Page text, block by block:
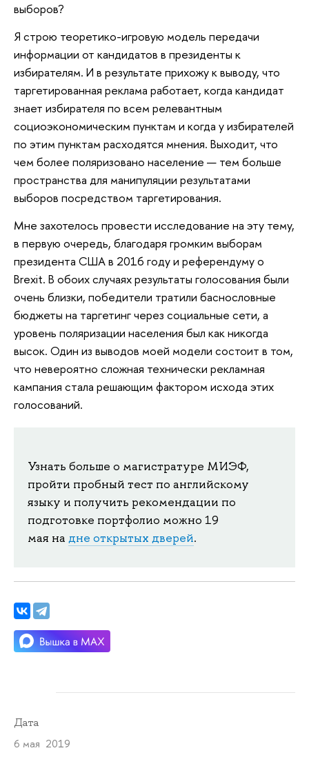
выборов?
Я строю теоретико-игровую модель передачи
информации от кандидатов в президенты к
избирателям. И в результате прихожу к выводу, что
таргетированная реклама работает, когда кандидат
знает избирателя по всем релевантным
социоэкономическим пунктам и когда у избирателей
по этим пунктам расходятся мнения. Выходит, что
чем более поляризовано население — тем больше
пространства для манипуляции результатами
выборов посредством таргетирования.
Мне захотелось провести исследование на эту тему,
в первую очередь, благодаря громким выборам
президента США в 2016 году и референдуму о
Brexit. В обоих случаях результаты голосования были
очень близки, победители тратили баснословные
бюджеты на таргетинг через социальные сети, а
уровень поляризации населения был как никогда
высок. Один из выводов моей модели состоит в том,
что невероятно сложная технически рекламная
кампания стала решающим фактором исхода этих
голосований.
Узнать больше о магистратуре МИЭФ,
пройти пробный тест по английскому
языку и получить рекомендации по
подготовке портфолио можно 19
мая на дне открытых дверей.
Дата
6 мая 2019